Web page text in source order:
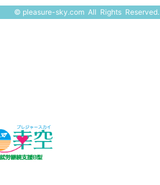
© pleasure-sky.com All Rights Reserved.